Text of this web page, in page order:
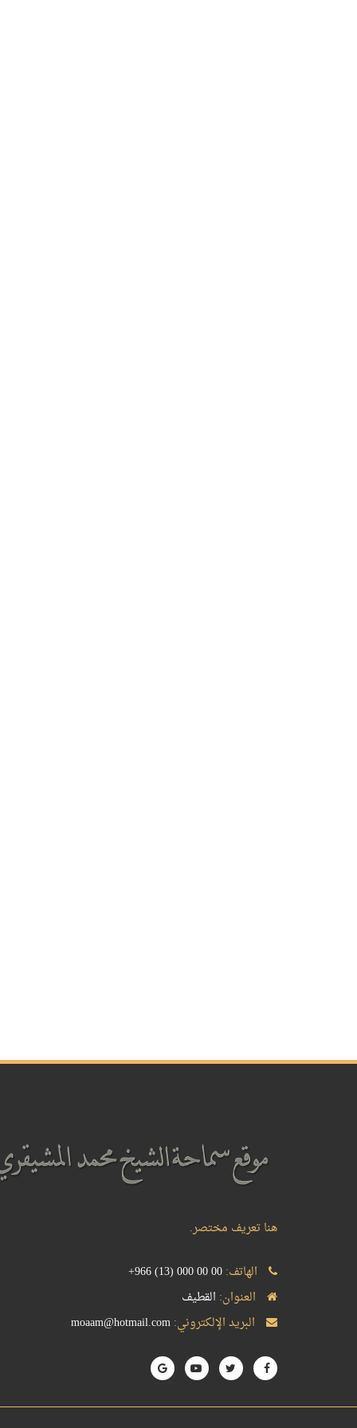
هنا تعريف مختصر.
الهاتف:+966 (13) 000 00 00
العنوان: القطيف
البريد الإلكتروني:moaam@hotmail.com